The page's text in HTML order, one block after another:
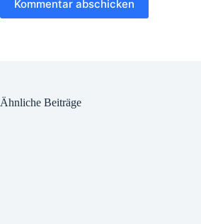
Kommentar abschicken
Ähnliche Beiträge